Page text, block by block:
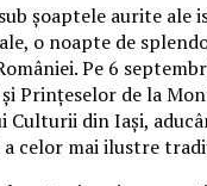
șoaptele aurite ale
o noapte de
Pe 6
Prințeselor de la
Culturii din Iași,
celor mai ilustre